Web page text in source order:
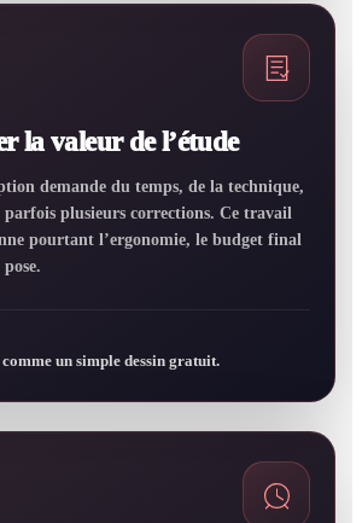
la valeur de l’étude
demande du temps, de la technique,
parfois plusieurs corrections. Ce travail
pourtant l’ergonomie, le budget final
un simple dessin gratuit.